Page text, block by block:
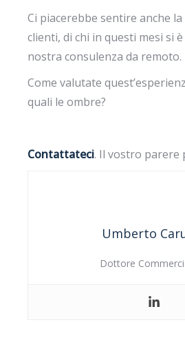
Ci piacerebbe sentire anche
clienti, di chi in questi mesi si
nostra consulenza da remoto.
Come valutate
quali le ombre?
Contattateci. Il vostro parere
Umberto
Dottore